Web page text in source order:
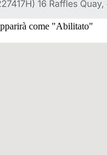
come "Abilitato"